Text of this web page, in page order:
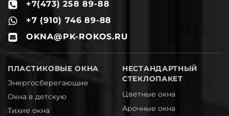
a +7(473) 258 89-88
m +7 (910) 746 89-88
b OKNA@PK-ROKOS.RU
ПЛАСТИКОВЫЕ ОКНА
Энергосберегающие
Окна в детскую
Тихие окна
НЕСТАНДАРТНЫЙ
СТЕКЛОПАКЕТ
Цветные окна
Арочные окна